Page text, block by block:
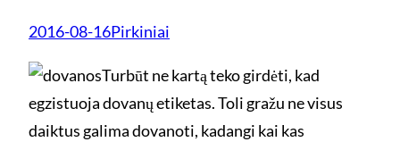
2016-08-16Pirkiniai
Turbūt ne kartą teko girdėti, kad
egzistuoja dovanų etiketas. Toli gražu ne visus
daiktus galima dovanoti, kadangi kai kas